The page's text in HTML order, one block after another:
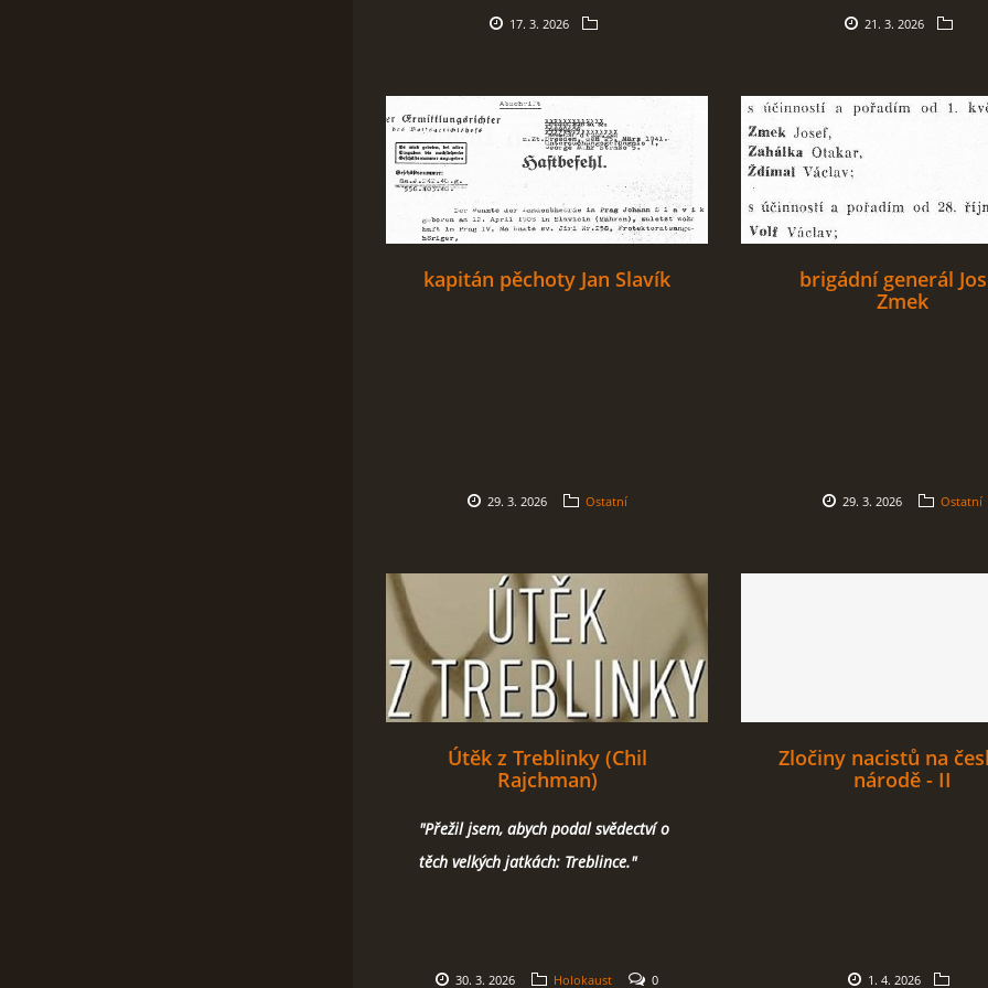
17. 3. 2026 21. 3. 2026
kapitán pěchoty Jan Slavík
29. 3. 2026 Ostatní
brigádní generál
Zmek
29. 3. 2026 Ostatní
Útěk z Treblinky (Chil
Rajchman)
"Přežil jsem, abych podal svědectví o
těch velkých jatkách: Treblince."
30. 3. 2026 Holokaust 0
Zločiny nacistů na
národě - II
1. 4. 2026